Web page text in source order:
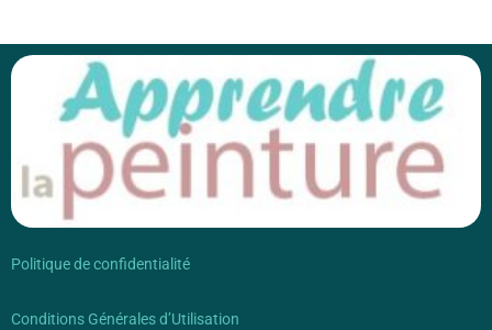
Politique de confidentialité
Conditions Générales d’Utilisation